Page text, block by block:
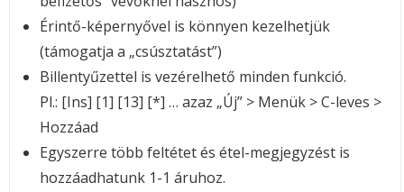
Érintő-képernyővel is könnyen kezelhetjük
(támogatja a „csúsztatást”)
Billentyűzettel is vezérelhető minden funkció.
Pl.: [Ins] [1] [13] [*] … azaz „Új” > Menük > C-leves >
Hozzáad
Egyszerre több feltétet és étel-megjegyzést is
hozzáadhatunk 1-1 áruhoz.